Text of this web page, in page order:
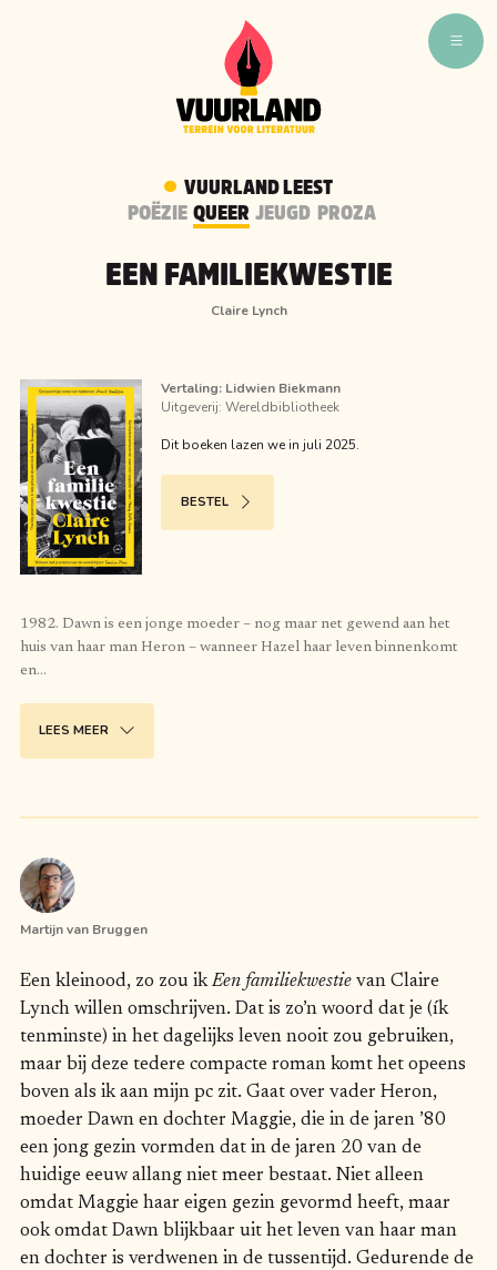
WAT ZIJN WIJ
VUURLAND TALENT
CAFÉ VUURLAND
VUURLAND LEEST
POËZIE QUEER JEUGD PROZA
EEN FAMILIEKWESTIE
Claire Lynch
Vertaling: Lidwien Biekmann
Uitgeverij: Wereldbibliotheek
Dit boeken lazen we in juli 2025.
BESTEL
1982. Dawn is een jonge moeder – nog maar net gewend aan het
huis van haar man Heron – wanneer Hazel haar leven binnenkomt
en…
LEES MEER
Martijn van Bruggen
Een kleinood, zo zou ikEen familiekwestievan Claire
Lynch willen omschrijven. Dat is zo’n woord dat je (ík
tenminste) in het dagelijks leven nooit zou gebruiken,
maar bij deze tedere compacte roman komt het opeens
boven als ik aan mijn pc zit. Gaat over vader Heron,
moeder Dawn en dochter Maggie, die in de jaren ’80
een jong gezin vormden dat in de jaren 20 van de
huidige eeuw allang niet meer bestaat. Niet alleen
omdat Maggie haar eigen gezin gevormd heeft, maar
ook omdat Dawn blijkbaar uit het leven van haar man
en dochter is verdwenen in de tussentijd. Gedurende de